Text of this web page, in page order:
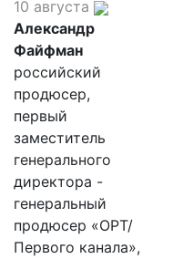
10 августа
Александр
Файфман
российский
продюсер,
первый
заместитель
генерального
директора -
генеральный
продюсер «ОРТ/
Первого канала»,